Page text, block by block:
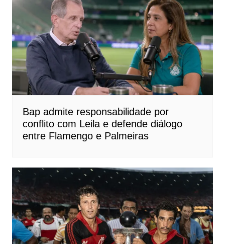
Bap admite responsabilidade por
conflito com Leila e defende diálogo
entre Flamengo e Palmeiras